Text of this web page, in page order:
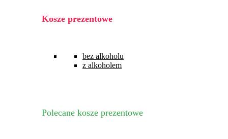
Kosze prezentowe
bez alkoholu
z alkoholem
Polecane kosze prezentowe